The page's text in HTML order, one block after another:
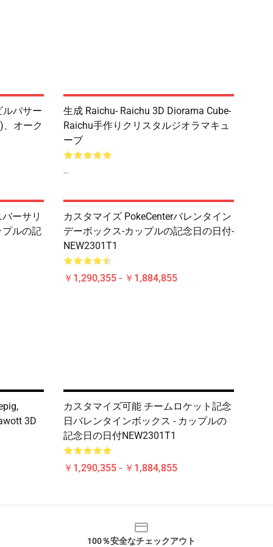
ルバサー
、オーク
生成 Raichu- Raichu 3D Diorama Cube-
Raichu手作りクリスタルジオラマキュ
ーブ
--
ーサリ
プルの記
カスタマイズ PokeCenterバレンタイン
デーボックス-カップルの記念日の日付-
NEW2301T1
￥1,290,355 - ￥1,884,855
3D
カスタマイズ可能 チームロケット記念
日バレンタインボックス - カップルの
記念日の日付NEW2301T1
￥1,290,355 - ￥1,884,855
100％安全なチェックアウト